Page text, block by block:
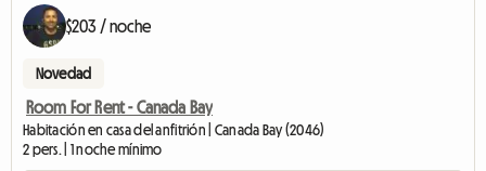
$203 / noche
Novedad
Room For Rent - Canada Bay
Habitación en casa del anfitrión | Canada Bay (2046)
2 pers. | 1 noche mínimo